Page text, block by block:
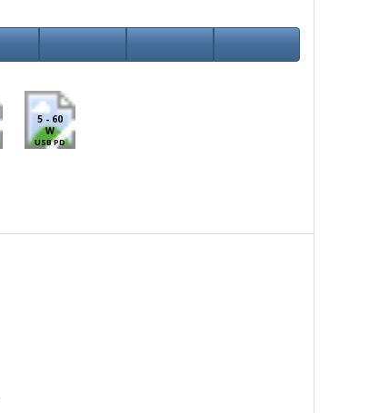
5 - 60
W
USB PD